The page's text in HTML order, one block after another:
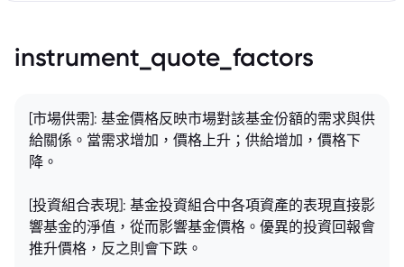
instrument_quote_factors
[市場供需]: 基金價格反映市場對該基金份額的需求與供
給關係。當需求增加，價格上升；供給增加，價格下
降。
[投資組合表現]: 基金投資組合中各項資產的表現直接影
響基金的淨值，從而影響基金價格。優異的投資回報會
推升價格，反之則會下跌。